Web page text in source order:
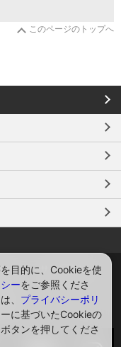
このページのトップへ
シー
サイトポリシー
ー
目的に、Cookieを使
ーをご参照くださ
、 プライバシーポリ
に基づいたCookieの
タンを押してくださ